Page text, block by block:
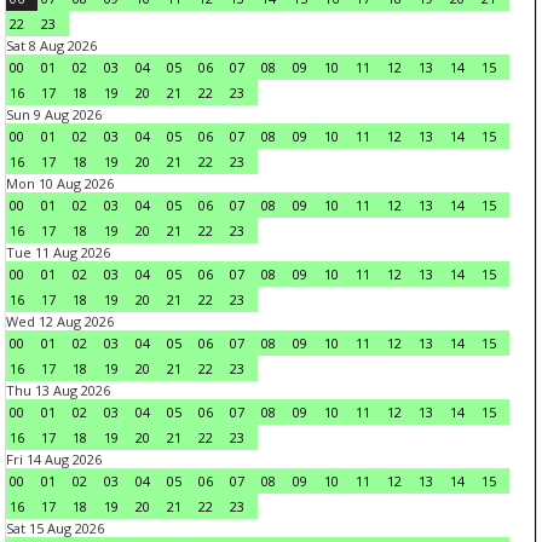
22
23
Sat 8 Aug 2026
00
01 02 03 04 05 06 07 08 09 10 11 12 13 14
15
16
17 18 19 20 21 22
23
Sun 9 Aug 2026
00
01 02 03 04 05 06 07 08 09 10 11 12 13 14
15
16
17 18 19 20 21 22
23
Mon 10 Aug 2026
00
01 02 03 04 05 06 07 08 09 10 11 12 13 14
15
16
17 18 19 20 21 22
23
Tue 11 Aug 2026
00
01 02 03 04 05 06 07 08 09 10 11 12 13 14
15
16
17 18 19 20 21 22
23
Wed 12 Aug 2026
00
01 02 03 04 05 06 07 08 09 10 11 12 13 14
15
16
17 18 19 20 21 22
23
Thu 13 Aug 2026
00
01 02 03 04 05 06 07 08 09 10 11 12 13 14
15
16
17 18 19 20 21 22
23
Fri 14 Aug 2026
00
01 02 03 04 05 06 07 08 09 10 11 12 13 14
15
16
17 18 19 20 21 22
23
Sat 15 Aug 2026